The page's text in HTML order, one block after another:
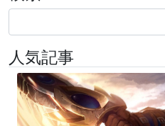
人気記事